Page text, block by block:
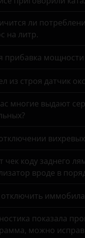
Wall (GWM)
ли
на литр.
прибавка
из строя датчик
многие выдают
чек коду заднего
вроде в
показала
можно